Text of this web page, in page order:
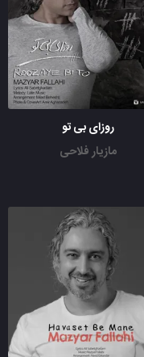
روزای بی تو
مازیار فلاحی